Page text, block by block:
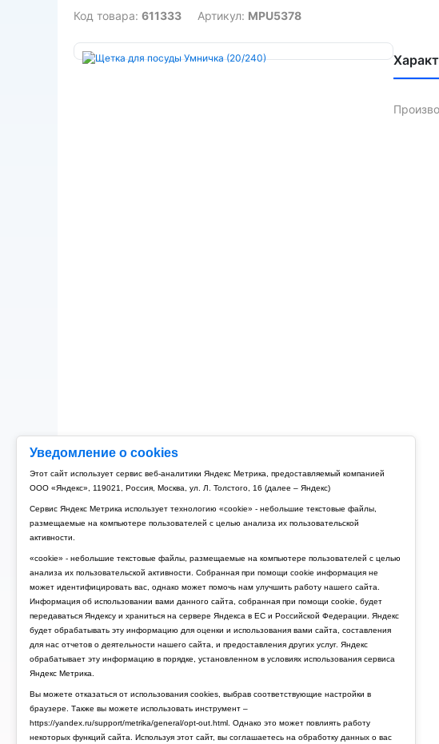
Уведомление о cookies
Этот сайт использует сервис веб-аналитики Яндекс Метрика, предоставляемый компанией
ООО «Яндекс», 119021, Россия, Москва, ул. Л. Толстого, 16 (далее – Яндекс)
Сервис Яндекс Метрика использует технологию «cookie» - небольшие текстовые файлы,
размещаемые на компьютере пользователей с целью анализа их пользовательской
активности.
«cookie» - небольшие текстовые файлы, размещаемые на компьютере пользователей с целью
анализа их пользовательской активности. Собранная при помощи cookie информация не
может идентифицировать вас, однако может помочь нам улучшить работу нашего сайта.
Информация об использовании вами данного сайта, собранная при помощи cookie, будет
передаваться Яндексу и храниться на сервере Яндекса в ЕС и Российской Федерации. Яндекс
будет обрабатывать эту информацию для оценки и использования вами сайта, составления
для нас отчетов о деятельности нашего сайта, и предоставления других услуг. Яндекс
обрабатывает эту информацию в порядке, установленном в условиях использования сервиса
Яндекс Метрика.
Вы можете отказаться от использования cookies, выбрав соответствующие настройки в
браузере. Также вы можете использовать инструмент –
https://yandex.ru/support/metrika/general/opt-out.html. Однако это может повлиять работу
некоторых функций сайта. Используя этот сайт, вы соглашаетесь на обработку данных о вас
Код товара: 611333 Артикул: MPU5378